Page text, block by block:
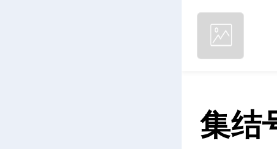
集结